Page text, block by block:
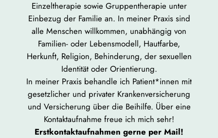
Einzeltherapie sowie Gruppentherapie unter
Einbezug der Familie an. In meiner Praxis sind
alle Menschen willkommen, unabhängig von
Familien- oder Lebensmodell, Hautfarbe,
Herkunft, Religion, Behinderung, der sexuellen
Identität oder Orientierung.
In meiner Praxis behandle ich Patient*innen mit
gesetzlicher und privater Krankenversicherung
und Versicherung über die Beihilfe. Über eine
Kontaktaufnahme freue ich mich sehr!
Erstkontaktaufnahmen gerne per Mail!